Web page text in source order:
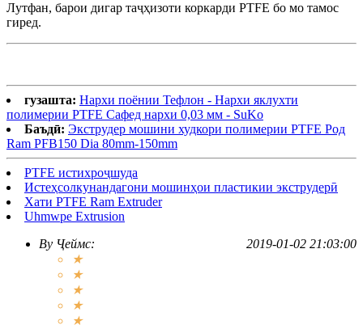
Лутфан, барои дигар таҷҳизоти коркарди PTFE бо мо тамос
гиред.
гузашта: Нархи поёнии Тефлон - Нархи яклухти
полимерии PTFE Сафед нархи 0,03 мм - SuKo
Баъдӣ: Экструдер мошини худкори полимерии PTFE Род
Ram PFB150 Dia 80mm-150mm
PTFE истихроҷшуда
Истеҳсолкунандагони мошинҳои пластикии экструдерӣ
Хати PTFE Ram Extruder
Uhmwpe Extrusion
2019-01-02 21:03:00
By Ҷеймс:
★
★
★
★
★